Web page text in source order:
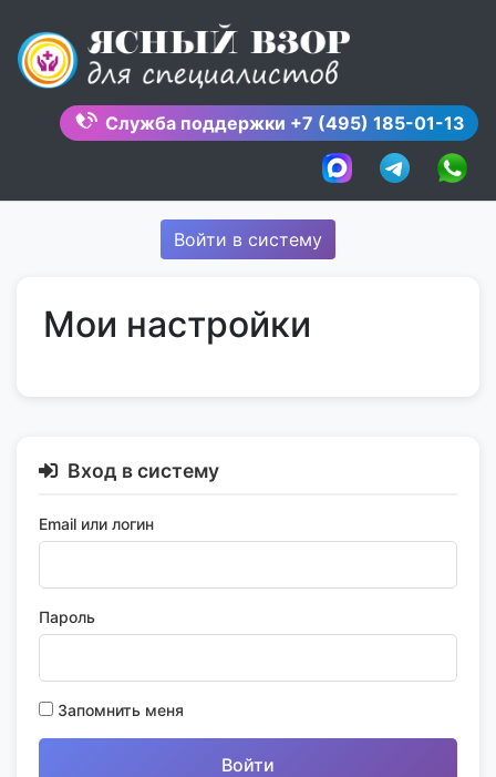
content
Служба поддержки +7 (495) 185-01-13
Войти в систему
Вход в систему
Email или логин
Пароль
Запомнить меня
Мои настройки